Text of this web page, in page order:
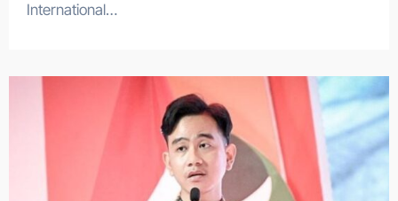
International…